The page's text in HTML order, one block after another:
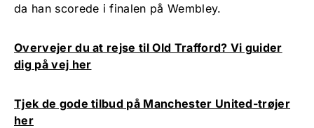
da han scorede i finalen på Wembley.
Overvejer du at rejse til Old Trafford? Vi guider
dig på vej her
Tjek de gode tilbud på Manchester United-trøjer
her